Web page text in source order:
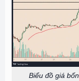
Biểu đồ giá